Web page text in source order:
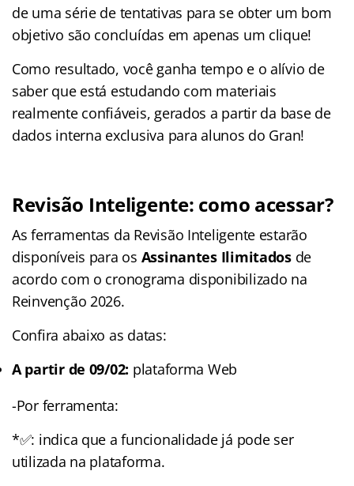
de uma série de tentativas para se obter um bom
objetivo são concluídas em apenas um clique!
Como resultado, você ganha tempo e o alívio de
saber que está estudando com materiais
realmente confiáveis, gerados a partir da base de
dados interna exclusiva para alunos do Gran!
Revisão Inteligente: como acessar?
As ferramentas da Revisão Inteligente estarão
disponíveis para os Assinantes Ilimitados de
acordo com o cronograma disponibilizado na
Reinvenção 2026.
Confira abaixo as datas:
A partir de 09/02: plataforma Web
-Por ferramenta:
*✅: indica que a funcionalidade já pode ser
utilizada na plataforma.